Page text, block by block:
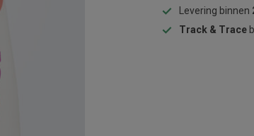
Levering binnen
Track & Trace